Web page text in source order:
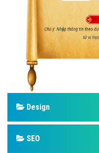
Design
SEO